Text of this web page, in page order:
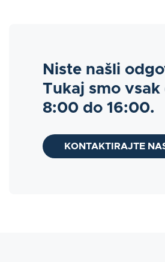
Niste našli
Tukaj smo vsak
8:00 do 16:00.
KONTAKTIRAJTE